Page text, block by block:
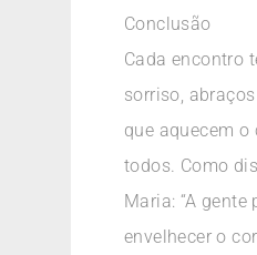
Conclusão
Cada encontro
sorriso,
que aquecem o
todos. Como
Maria: “A gente
envelhecer o